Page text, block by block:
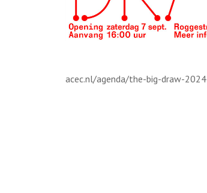
acec.nl/agenda/the-big-draw-2024